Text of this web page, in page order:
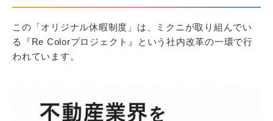
この「オリジナル休暇制度」は、ミクニが取り組んでい
る『Re Colorプロジェクト』という社内改革の一環で行
われています。